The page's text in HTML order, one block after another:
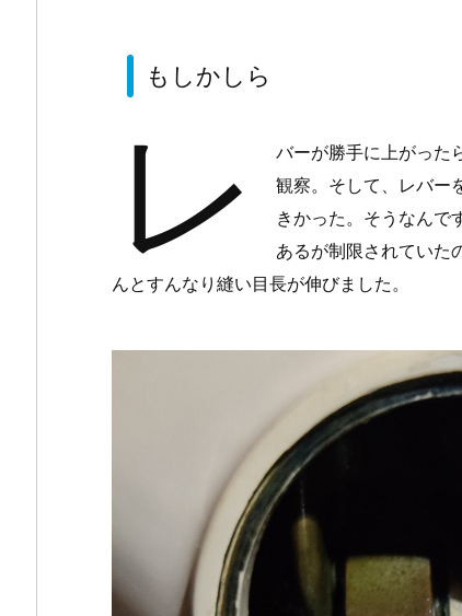
変
た？
し
か
もしかしら
レ
バーが勝手に上がった
観察。そして、レバー
きかった。そうなんで
あるが制限されていた
んとすんなり縫い目長が伸びました。